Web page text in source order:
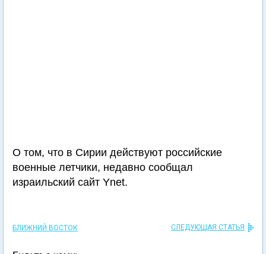
О том, что в Сирии действуют российские
военные летчики, недавно сообщал
израильский сайт Ynet.
БЛИЖНИЙ ВОСТОК СЛЕДУЮЩАЯ СТАТЬЯ